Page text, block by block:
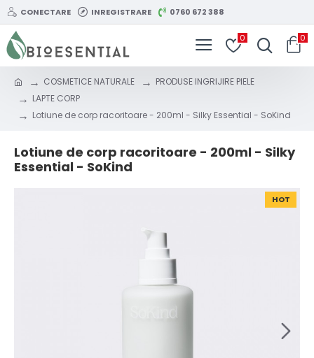
CONECTARE INREGISTRARE 0760 672 388
0 0
COSMETICE NATURALE
PRODUSE INGRIJIRE PIELE
LAPTE CORP
Lotiune de corp racoritoare - 200ml - Silky Essential - SoKind
Lotiune de corp racoritoare - 200ml - Silky
Essential - SoKind
HOT